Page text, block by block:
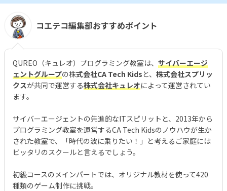
コエテコ編集部おすすめポイント
QUREO（キュレオ）プログラミング教室は、 サイバーエージ
ェントグループの株式会社CA Tech Kids と、 株式会社スプリッ
クスが共同で運営する株式会社キュレオによって運営されてい
ます。
サイバーエージェントの先進的なITスピリットと、2013年から
プログラミング教室を運営するCA Tech Kidsのノウハウが生か
された教室で、「時代の波に乗りたい！」と考えるご家庭には
ピッタリのスクールと言えるでしょう。
初級コースのメインパートでは、オリジナル教材を使って420
種類のゲーム制作に挑戦。